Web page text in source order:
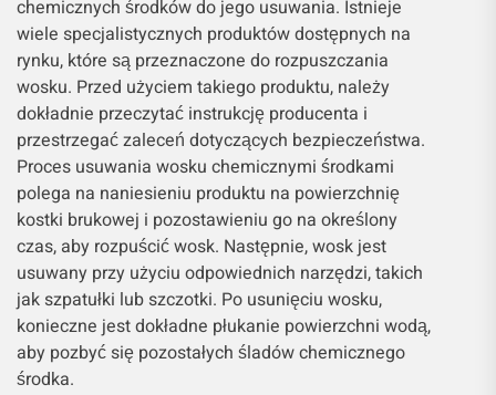
chemicznych środków do jego usuwania. Istnieje
wiele specjalistycznych produktów dostępnych na
rynku, które są przeznaczone do rozpuszczania
wosku. Przed użyciem takiego produktu, należy
dokładnie przeczytać instrukcję producenta i
przestrzegać zaleceń dotyczących bezpieczeństwa.
Proces usuwania wosku chemicznymi środkami
polega na naniesieniu produktu na powierzchnię
kostki brukowej i pozostawieniu go na określony
czas, aby rozpuścić wosk. Następnie, wosk jest
usuwany przy użyciu odpowiednich narzędzi, takich
jak szpatułki lub szczotki. Po usunięciu wosku,
konieczne jest dokładne płukanie powierzchni wodą,
aby pozbyć się pozostałych śladów chemicznego
środka.